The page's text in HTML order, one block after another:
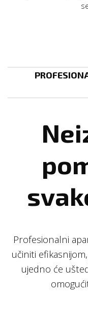
Profesionalni
učiniti
ujedno će